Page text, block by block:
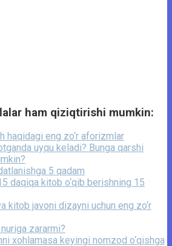
ham qiziqtirishi mumkin:
haqidagi eng zo‘r aforizmlar
uyqu keladi? Bunga qarshi
5 qadam
daqiqa kitob o‘qib berishning 15
kitob javoni dizayni uchun eng zo‘r
nuriga zararmi?
xohlamasa keyingi nomzod o‘qishga